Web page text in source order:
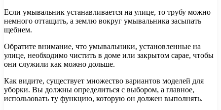
Если умывальник устанавливается на улице, то трубу можно
немного оттащить, а землю вокруг умывальника засыпать
щебнем.
Обратите внимание, что умывальники, установленные на
улице, необходимо чистить в доме или закрытом сарае, чтобы
они служили как можно дольше.
Как видите, существует множество вариантов моделей для
уборки. Вы должны определиться с выбором, а главное,
использовать ту функцию, которую он должен выполнять.